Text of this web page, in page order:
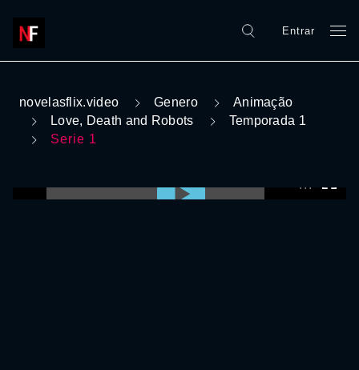
Entrar
novelasflix.video Genero
Animação
Love, Death and Robots
Temporada 1
Serie 1